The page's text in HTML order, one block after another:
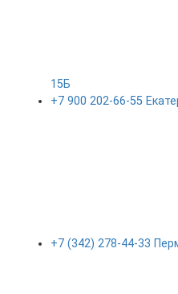
15Б
+7 900 202-66-55
+7 (342) 278-44-33